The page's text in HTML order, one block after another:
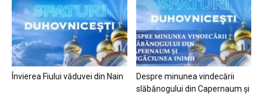
Învierea Fiului văduvei din Nain
Despre minunea vindecării
slăbănogului din Capernaum și